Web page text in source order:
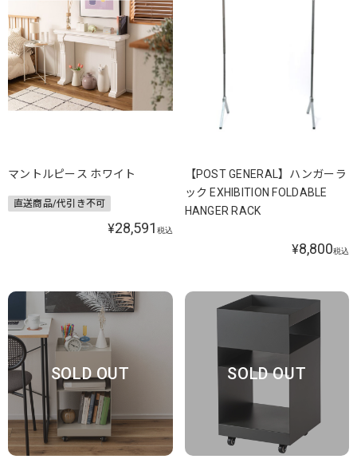
マントルピース ホワイト
直送商品/代引き不可
¥28,591 税込
【POST GENERAL】ハンガーラ
ック EXHIBITION FOLDABLE
HANGER RACK
¥8,800税込
SOLD OUT SOLD OUT